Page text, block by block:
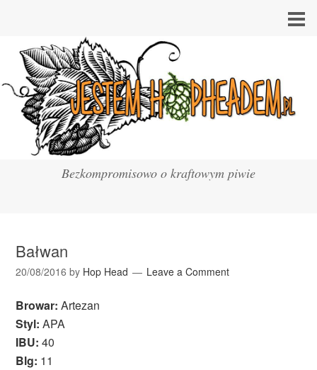
Bezkompromisowo o kraftowym piwie
Bałwan
20/08/2016 by Hop Head Leave a Comment
Browar: Artezan
Styl: APA
IBU: 40
Blg: 11